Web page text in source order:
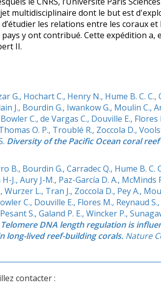
multidisciplinaire dont le but est
les relations entre les coraux
y ont contribué. Cette expédition a,
II.
G., Hochart C., Henry N., Hume B. C.
J., Bourdin G., Iwankow G., Moulin C.,
C., de Vargas C., Douville E.,
O. P., Troublé R., Zoccola D.,
Diversity of the Pacific Ocean coral
B., Bourdin G., Carradec Q., Hume B. C.
J., Aury J-M., Paz-García D. A.,
L., Tran J., Zoccola D., Pey A.,
C., Douville E., Flores M., Reynaud
S., Galand P. E., Wincker P.,
Telomere DNA length regulation is
long-lived reef-building corals. Nature
contacter :